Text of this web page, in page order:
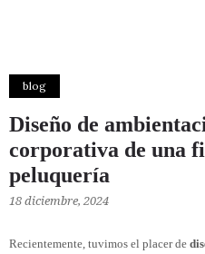
blog
Diseño de
corporativa de una
peluquería
18 diciembre, 2024
Recientemente, tuvimos el placer de